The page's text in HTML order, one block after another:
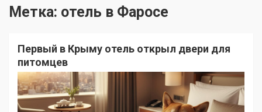
Метка: отель в Фаросе
Первый в Крыму отель открыл двери для
питомцев